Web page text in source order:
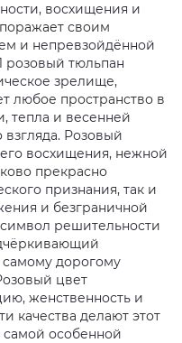
восхищения и
своим
и непревзойдённой
розовый тюльпан
зрелище,
любое пространство в
тепла и весенней
Розовый
восхищения, нежной
прекрасно
признания, так и
и безграничной
решительности
самому дорогому
цвет
женственность и
качества делают этот
особенной